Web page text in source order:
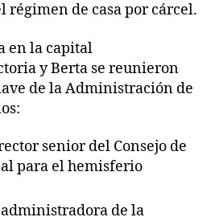
régimen de casa por cárcel.
en la capital
y Berta se reunieron
de la Administración de
senior del Consejo de
para el hemisferio
de la